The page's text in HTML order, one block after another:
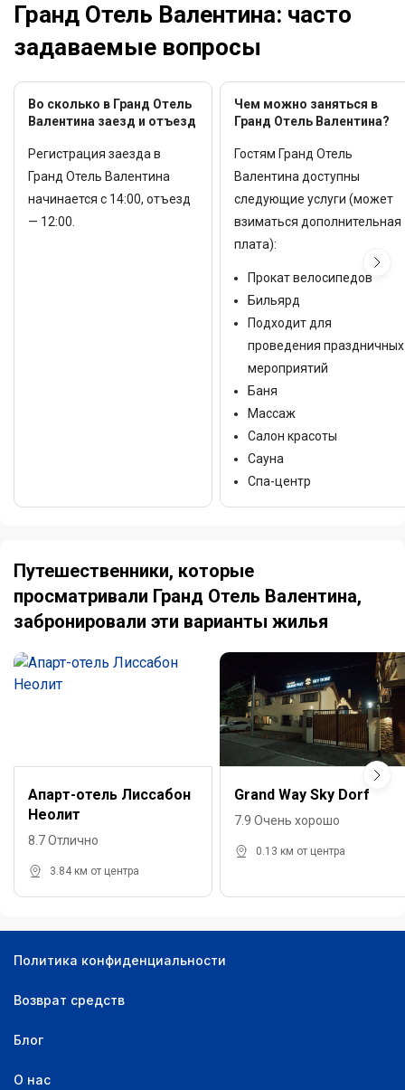
Гранд Отель Валентина: часто
задаваемые вопросы
Во сколько в Гранд Отель
Валентина заезд и отъезд
Регистрация заезда в
Гранд Отель Валентина
начинается с 14:00, отъезд
— 12:00.
Чем можно заняться в
Гранд Отель Валентина?
Гостям Гранд Отель
Валентина доступны
следующие услуги (может
взиматься дополнительная
плата):
Прокат велосипедов
Бильярд
Подходит для
проведения праздничных
мероприятий
Баня
Массаж
Салон красоты
Сауна
Спа-центр
Путешественники, которые
просматривали Гранд Отель Валентина,
забронировали эти варианты жилья
Апарт-отель Лиссабон
Неолит
8.7 Отлично
3.84 км от центра
Grand Way Sky Dorf
7.9 Очень хорошо
0.13 км от центра
Политика конфиденциальности
Возврат средств
Блог
О нас